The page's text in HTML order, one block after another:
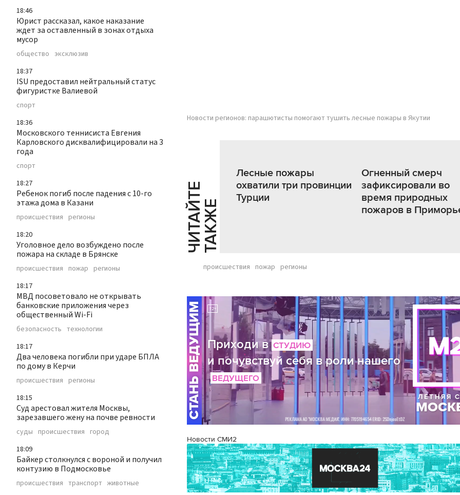
18:46
Юрист рассказал, какое наказание
ждет за оставленный в зонах отдыха
мусор
общество эксклюзив
18:37
ISU предоставил нейтральный статус
фигуристке Валиевой
спорт
18:36
Московского теннисиста Евгения
Карловского дисквалифицировали на 3
года
спорт
18:27
Ребенок погиб после падения с 10-го
этажа дома в Казани
происшествия регионы
18:20
Уголовное дело возбуждено после
пожара на складе в Брянске
происшествия пожар регионы
18:17
МВД посоветовало не открывать
банковские приложения через
общественный Wi-Fi
безопасность технологии
18:17
Два человека погибли при ударе БПЛА
по дому в Керчи
происшествия регионы
18:15
Суд арестовал жителя Москвы,
зарезавшего жену на почве ревности
суды происшествия город
18:09
Байкер столкнулся с вороной и получил
контузию в Подмосковье
происшествия транспорт животные
Новости регионов: парашютисты помогают тушить лесные пожары в Якутии
Ч
И
Т
АЙ
Т
Е
Т
А
К
ЖЕ
Лесные пожары
охватили три провинции
Турции
Огненный смерч
зафиксировали во
время природных
пожаров в
происшествия пожар регионы
Новости СМИ2